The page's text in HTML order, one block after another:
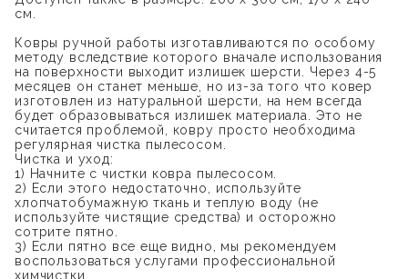
см.
Ковры ручной работы изготавливаются по особому
методу вследствие которого вначале использования
на поверхности выходит излишек шерсти. Через 4-5
месяцев он станет меньше, но из-за того что ковер
изготовлен из натуральной шерсти, на нем всегда
будет образовываться излишек материала. Это не
считается проблемой, ковру просто необходима
регулярная чистка пылесосом.
Чистка и уход:
1) Начните с чистки ковра пылесосом.
2) Если этого недостаточно, используйте
хлопчатобумажную ткань и теплую воду (не
используйте чистящие средства) и осторожно
сотрите пятно.
3) Если пятно все еще видно, мы рекомендуем
воспользоваться услугами профессиональной
химчистки.